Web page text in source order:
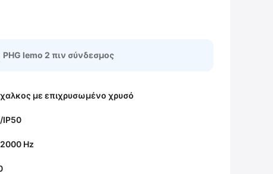
PHG lemo 2 πιν σύνδεσμος
με επιχρυσωμένο χρυσό
IP50
Hz